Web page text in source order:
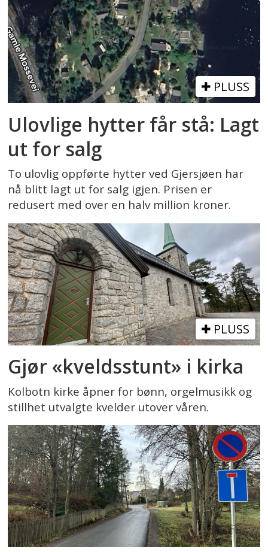
PLUSS
Ulovlige hytter får stå: Lagt
ut for salg
To ulovlig oppførte hytter ved Gjersjøen har
nå blitt lagt ut for salg igjen. Prisen er
redusert med over en halv million kroner.
PLUSS
Gjør «kveldsstunt» i kirka
Kolbotn kirke åpner for bønn, orgelmusikk og
stillhet utvalgte kvelder utover våren.